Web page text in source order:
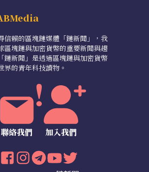
信賴的區塊鏈媒體「鏈新聞」，我
區塊鏈與加密貨幣的重要新聞與趨
鏈新聞」是透過區塊鏈與加密貨幣
界的青年科技讀物。
聯絡我們 加入我們